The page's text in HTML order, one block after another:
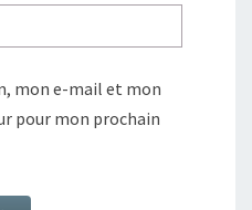
mon e-mail et mon
pour mon prochain